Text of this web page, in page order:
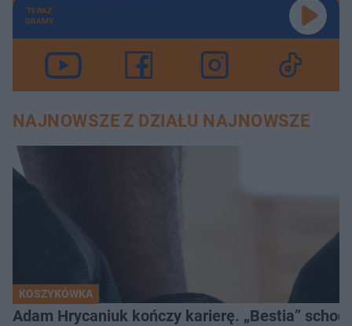
TERAZ
GRAMY
NAJNOWSZE Z DZIAŁU NAJNOWSZE
KOSZYKÓWKA
Adam Hrycaniuk kończy karierę. „Bestia”